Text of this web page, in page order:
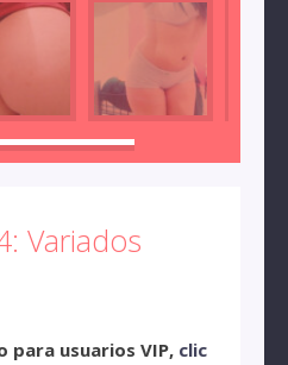
Variados
para usuarios VIP, clic